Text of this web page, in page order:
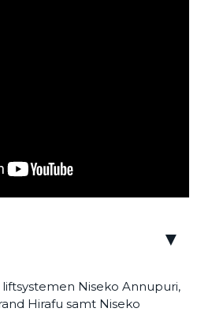
Niseko Annupuri,
Hirafu samt Niseko